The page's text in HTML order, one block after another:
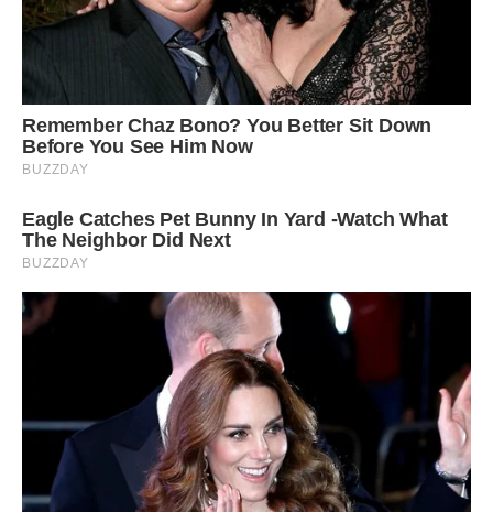
Для макової начинки мак запарюємо окропом мінімум на
півгодини. Потім зливаємо воду і подрібнюємо мак з
З сирною начинкою все просто: розтираємо сир з цукром,
Залишилося приготувати сметанну заливку, яка буде
скріплювати наш пиріг в єдине ціле і не дасть розвалитися
на окремі шматочки.
Яйця збиваємо вінчиком з цукром і ваніліном, додаємо
сметану, крохмаль і гарненько перемішуємо до повної
однорідності суміші.